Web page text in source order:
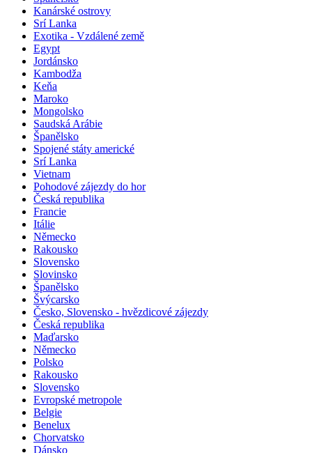
Kanárské ostrovy
Srí Lanka
Exotika - Vzdálené země
Egypt
Jordánsko
Kambodža
Keňa
Maroko
Mongolsko
Saudská Arábie
Španělsko
Spojené státy americké
Srí Lanka
Vietnam
Pohodové zájezdy do hor
Česká republika
Francie
Itálie
Německo
Rakousko
Slovensko
Slovinsko
Španělsko
Švýcarsko
Česko, Slovensko - hvězdicové zájezdy
Česká republika
Maďarsko
Německo
Polsko
Rakousko
Slovensko
Evropské metropole
Belgie
Benelux
Chorvatsko
Dánsko